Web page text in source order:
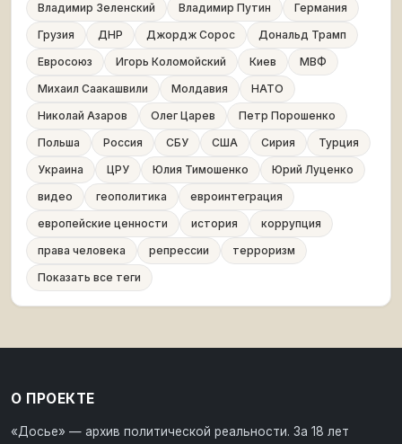
Владимир Зеленский
Владимир Путин
Германия
Грузия
ДНР Джордж Сорос
Дональд Трамп
Евросоюз
Игорь Коломойский Киев
МВФ
Михаил Саакашвили
Молдавия
НАТО
Николай Азаров
Олег Царев
Петр Порошенко
Польша
Россия СБУ США Сирия
Турция
Украина
ЦРУ Юлия Тимошенко
Юрий Луценко
видео
геополитика
евроинтеграция
европейские ценности
история
коррупция
права человека
репрессии
терроризм
Показать все теги
О ПРОЕКТЕ
«Досье» — архив политической реальности. За 18 лет